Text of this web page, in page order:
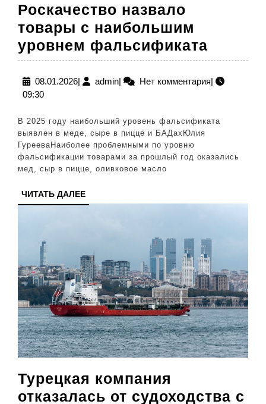
Роскачество назвало
товары с наибольшим
уровнем фальсификата
товары
08.01.202608.01.2026
| adminadmin
| Нет комментария|
09:30
В 2025 году наибольший уровень фальсификата
выявлен в меде, сыре в пицце и БАДахЮлия
ГурееваНаиболее проблемными по уровню
фальсификации товарами за прошлый год оказались
мед, сыр в пицце, оливковое масло
ЧИТАТЬ ДАЛЕЕЧИТАТЬ
ДАЛЕЕ
Турецкая компания
отказалась от судоходства с